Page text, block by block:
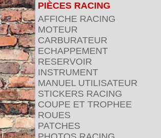
PIÈCES RACING
AFFICHE RACING
MOTEUR
CARBURATEUR
ECHAPPEMENT
RESERVOIR
INSTRUMENT
MANUEL UTILISATEUR
STICKERS RACING
COUPE ET TROPHEE
ROUES
PATCHES